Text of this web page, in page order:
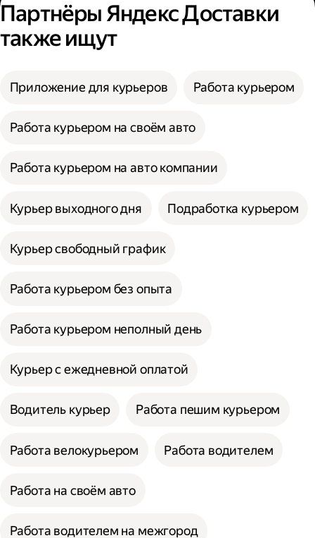
Партнёры Яндекс Доставки
также ищут
Приложение для курьеров Работа курьером
Работа курьером на своём авто
Работа курьером на авто компании
Курьер выходного дня Подработка курьером
Курьер свободный график
Работа курьером без опыта
Работа курьером неполный день
Курьер с ежедневной оплатой
Водитель курьер Работа пешим курьером
Работа велокурьером Работа водителем
Работа на своём авто
Работа водителем на межгород